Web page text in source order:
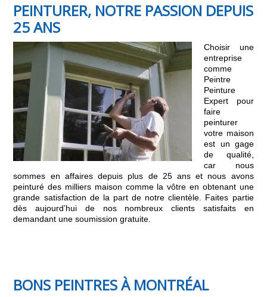
PEINTURER, NOTRE PASSION DEPUIS
25 ANS
Choisir une
entreprise
comme
Peintre
Peinture
Expert pour
faire
peinturer
votre maison
est un gage
de qualité,
car nous
sommes en affaires depuis plus de 25 ans et nous avons
peinturé des milliers maison comme la vôtre en obtenant une
grande satisfaction de la part de notre clientèle. Faites partie
dès aujourd’hui de nos nombreux clients satisfaits en
demandant une soumission gratuite.
BONS PEINTRES À MONTRÉAL